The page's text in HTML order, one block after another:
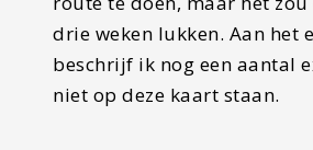
drie weken lukken. Aan het
beschrijf ik nog een aantal
niet op deze kaart staan.